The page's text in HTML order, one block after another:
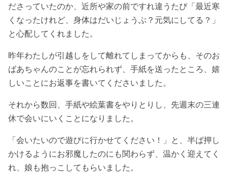
ださっていたのか、近所や家の前ですれ違うたび「最近寒
くなったけれど、身体はだいじょうぶ？元気にしてる？」
と心配してくれました。
昨年わたしが引越しをして離れてしまってからも、そのお
ばあちゃんのことが忘れられず、手紙を送ったところ、嬉
しいことにお返事を書いてくださいました。
それから数回、手紙や絵葉書をやりとりし、先週末の三連
休で会いにいくことになりました。
「会いたいので遊びに行かせてください！」と、半ば押し
かけるようにお邪魔したのにも関わらず、温かく迎えてく
れ、娘も抱っこしてもらいました。